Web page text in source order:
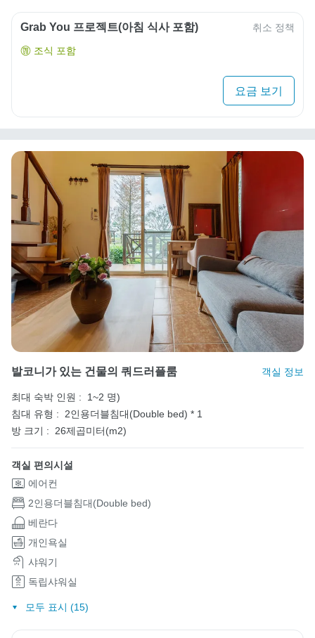
Grab You 프로젝트(아침 식사 포함) 취소 정책
조식 포함
요금 보기
발코니가 있는 건물의 쿼드러플룸 객실 정보
최대 숙박 인원 :
1~2 명)
침대 유형 :
2인용더블침대(Double bed) * 1
방 크기 :
26제곱미터(m2)
객실 편의시설
에어컨
2인용더블침대(Double bed)
베란다
개인욕실
샤워기
독립샤워실
모두 표시 (15)